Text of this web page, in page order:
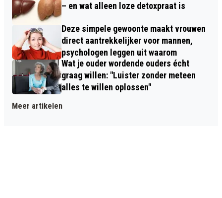
– en wat alleen loze detoxpraat is
Deze simpele gewoonte maakt vrouwen
direct aantrekkelijker voor mannen,
psychologen leggen uit waarom
Wat je ouder wordende ouders écht
graag willen: "Luister zonder meteen
alles te willen oplossen"
Meer artikelen